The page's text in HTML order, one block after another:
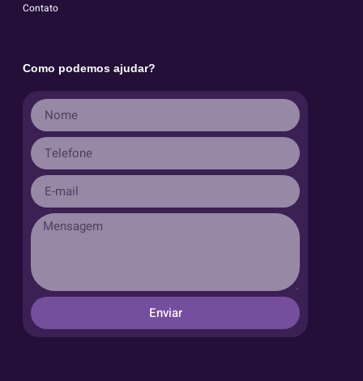
Contato
Como podemos ajudar?
Enviar